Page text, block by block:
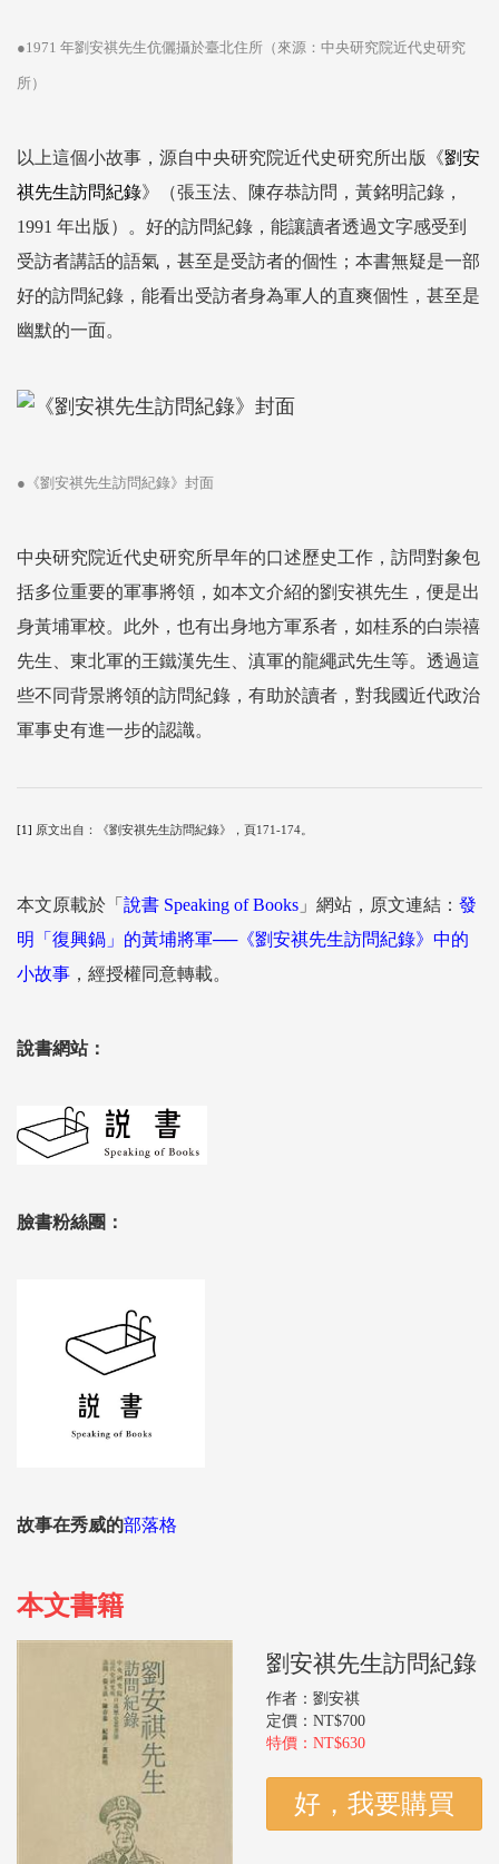
●1971 年劉安祺先生伉儷攝於臺北住所（來源：中央研究院近代史研究
所）
以上這個小故事，源自中央研究院近代史研究所出版《劉安
祺先生訪問紀錄》（張玉法、陳存恭訪問，黃銘明記錄，
1991 年出版）。好的訪問紀錄，能讓讀者透過文字感受到
受訪者講話的語氣，甚至是受訪者的個性；本書無疑是一部
好的訪問紀錄，能看出受訪者身為軍人的直爽個性，甚至是
幽默的一面。
●《劉安祺先生訪問紀錄》封面
中央研究院近代史研究所早年的口述歷史工作，訪問對象包
括多位重要的軍事將領，如本文介紹的劉安祺先生，便是出
身黃埔軍校。此外，也有出身地方軍系者，如桂系的白崇禧
先生、東北軍的王鐵漢先生、滇軍的龍繩武先生等。透過這
些不同背景將領的訪問紀錄，有助於讀者，對我國近代政治
軍事史有進一步的認識。
[1] 原文出自：《劉安祺先生訪問紀錄》，頁171-174。
本文原載於「 說書 Speaking of Books 」網站，原文連結： 發
明「復興鍋」的黃埔將軍──《劉安祺先生訪問紀錄》中的
小故事 ，經授權同意轉載。
說書網站：
臉書粉絲團：
故事在秀威的部落格
本文書籍
劉安祺先生訪問紀錄
作者：劉安祺
定價：NT$700
特價：NT$630